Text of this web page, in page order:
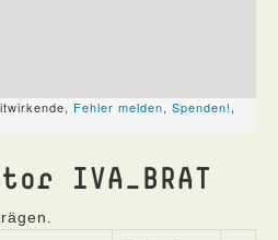
IVA_BRAT